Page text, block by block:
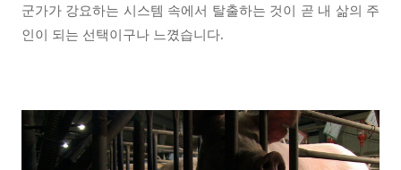
군가가 강요하는 시스템 속에서 탈출하는 것이 곧 내 삶의 주
인이 되는 선택이구나 느꼈습니다.